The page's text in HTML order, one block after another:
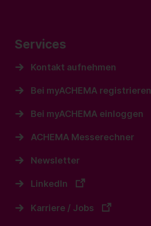
Services
Kontakt aufnehmen
Bei myACHEMA registrieren
Bei myACHEMA einloggen
ACHEMA Messerechner
Newsletter
LinkedIn
Karriere / Jobs